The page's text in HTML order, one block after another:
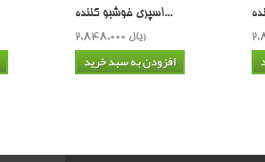
اسپری خوشبو كننده...
2,848,000 ریال
افزودن به سبد خرید